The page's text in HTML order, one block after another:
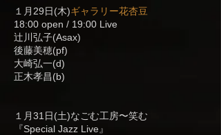
１月29日(木)ギャラリー花杏豆
18:00 open / 19:00 Live
辻川弘子(Asax)
後藤美穂(pf)
大崎弘一(d)
正木孝昌(b)
１月31日(土)なごむ工房〜笑む
『Special Jazz Live』